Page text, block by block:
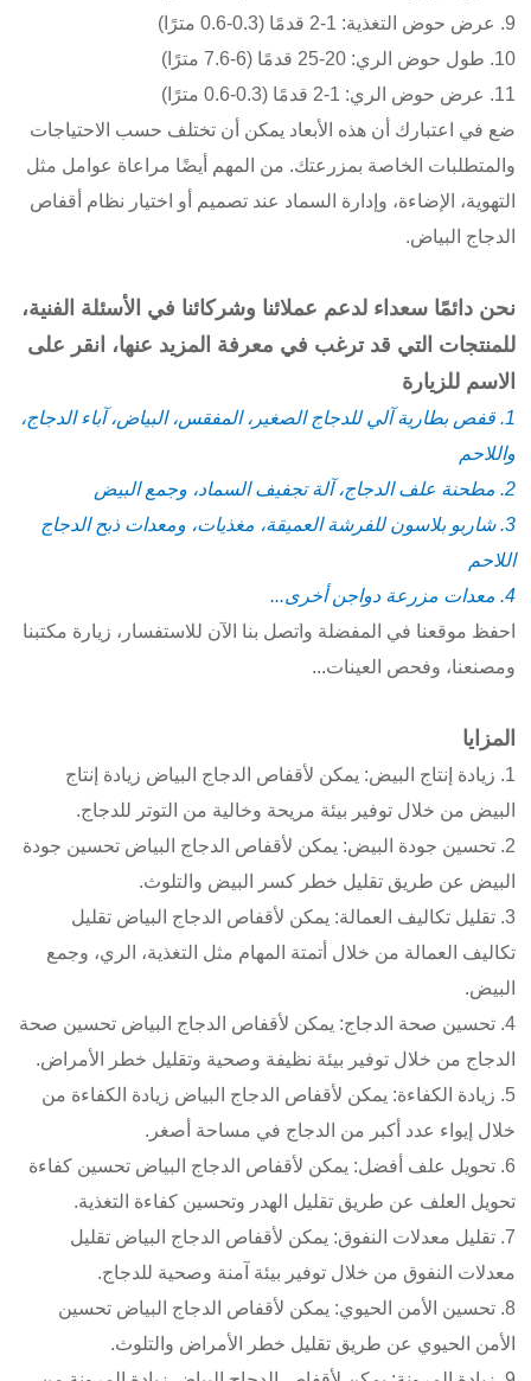
9. عرض حوض التغذية: 1-2 قدمًا (0.3-0.6 مترًا)
10. طول حوض الري: 20-25 قدمًا (6-7.6 مترًا)
11. عرض حوض الري: 1-2 قدمًا (0.3-0.6 مترًا)
ضع في اعتبارك أن هذه الأبعاد يمكن أن تختلف حسب الاحتياجات
والمتطلبات الخاصة بمزرعتك. من المهم أيضًا مراعاة عوامل مثل
التهوية، الإضاءة، وإدارة السماد عند تصميم أو اختيار نظام أقفاص
الدجاج البياض.
نحن دائمًا سعداء لدعم عملائنا وشركائنا في الأسئلة الفنية،
للمنتجات التي قد ترغب في معرفة المزيد عنها، انقر على
الاسم للزيارة
1. قفص بطارية آلي للدجاج الصغير، المفقس، البياض، آباء الدجاج،
واللاحم
2. مطحنة علف الدجاج، آلة تجفيف السماد، وجمع البيض
3. شاربو بلاسون للفرشة العميقة، مغذيات، ومعدات ذبح الدجاج
اللاحم
4. معدات مزرعة دواجن أخرى...
احفظ موقعنا في المفضلة واتصل بنا الآن للاستفسار، زيارة مكتبنا
ومصنعنا، وفحص العينات...
المزايا
1. زيادة إنتاج البيض: يمكن لأقفاص الدجاج البياض زيادة إنتاج
البيض من خلال توفير بيئة مريحة وخالية من التوتر للدجاج.
2. تحسين جودة البيض: يمكن لأقفاص الدجاج البياض تحسين جودة
البيض عن طريق تقليل خطر كسر البيض والتلوث.
3. تقليل تكاليف العمالة: يمكن لأقفاص الدجاج البياض تقليل
تكاليف العمالة من خلال أتمتة المهام مثل التغذية، الري، وجمع
البيض.
4. تحسين صحة الدجاج: يمكن لأقفاص الدجاج البياض تحسين صحة
الدجاج من خلال توفير بيئة نظيفة وصحية وتقليل خطر الأمراض.
5. زيادة الكفاءة: يمكن لأقفاص الدجاج البياض زيادة الكفاءة من
خلال إيواء عدد أكبر من الدجاج في مساحة أصغر.
6. تحويل علف أفضل: يمكن لأقفاص الدجاج البياض تحسين كفاءة
تحويل العلف عن طريق تقليل الهدر وتحسين كفاءة التغذية.
7. تقليل معدلات النفوق: يمكن لأقفاص الدجاج البياض تقليل
معدلات النفوق من خلال توفير بيئة آمنة وصحية للدجاج.
8. تحسين الأمن الحيوي: يمكن لأقفاص الدجاج البياض تحسين
الأمن الحيوي عن طريق تقليل خطر الأمراض والتلوث.